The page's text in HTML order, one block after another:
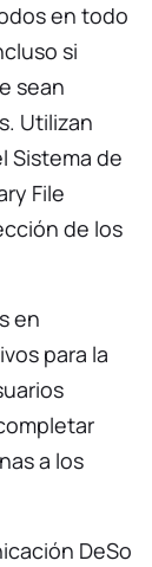
en todo
si
sean
Utilizan
Sistema de
File
de los
en
para la
a los
DeSo